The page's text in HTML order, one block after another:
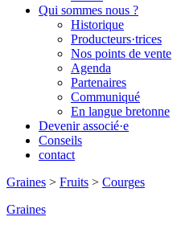
Qui sommes nous ?
Historique
Producteurs·trices
Nos points de vente
Agenda
Partenaires
Communiqué
En langue bretonne
Devenir associé·e
Conseils
contact
Graines > Fruits > Courges
Graines